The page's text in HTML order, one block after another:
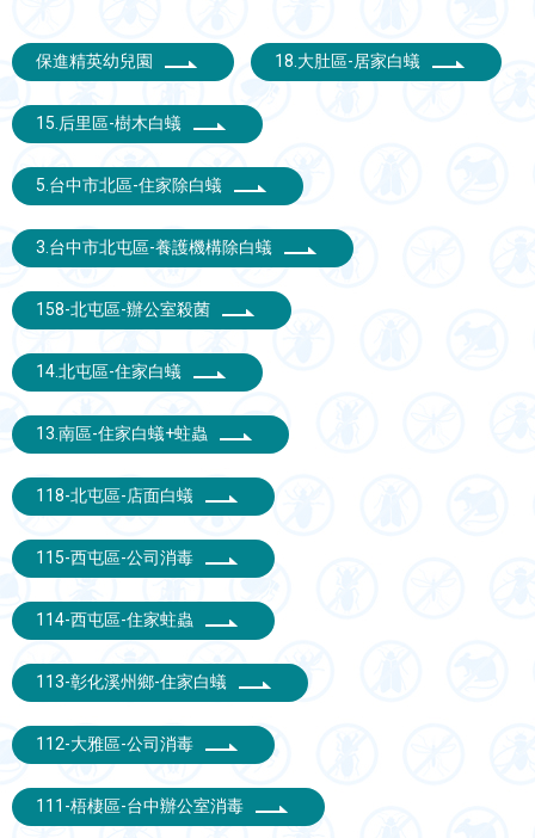
保進精英幼兒園 18.大肚區-居家白蟻
15.后里區-樹木白蟻
5.台中市北區-住家除白蟻
3.台中市北屯區-養護機構除白蟻
158-北屯區-辦公室殺菌
14.北屯區-住家白蟻
13.南區-住家白蟻+蛀蟲
118-北屯區-店面白蟻
115-西屯區-公司消毒
114-西屯區-住家蛀蟲
113-彰化溪州鄉-住家白蟻
112-大雅區-公司消毒
111-梧棲區-台中辦公室消毒